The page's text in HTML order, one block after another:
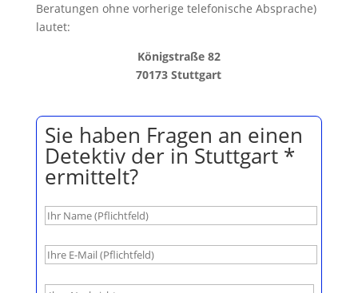
Beratungen ohne vorherige telefonische Absprache)
lautet:
Königstraße 82
70173 Stuttgart
Sie haben Fragen an einen
Detektiv der in Stuttgart *
ermittelt?